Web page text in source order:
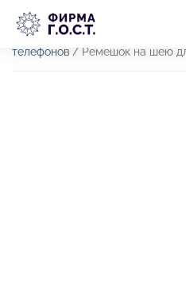
содержимому
Главная/Товары
смартфона/Держатели и
телефонов / Ремешок на шею